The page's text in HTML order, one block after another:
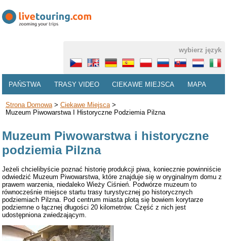
wybierz język
PAŃSTWA TRASY VIDEO CIEKAWE MIEJSCA MAPA
Strona Domowa> Ciekawe Miejsca>
Muzeum Piwowarstwa I Historyczne Podziemia Pilzna
Muzeum Piwowarstwa i historyczne
podziemia Pilzna
Jeżeli chcielibyście poznać historię produkcji piwa, koniecznie powinniście
odwiedzić Muzeum Piwowarstwa, które znajduje się w oryginalnym domu z
prawem warzenia, niedaleko Wieży Ciśnień. Podwórze muzeum to
równocześnie miejsce startu trasy turystycznej po historycznych
podziemiach Pilzna. Pod centrum miasta plotą się bowiem korytarze
podziemne o łącznej długości 20 kilometrów. Część z nich jest
udostępniona zwiedzającym.